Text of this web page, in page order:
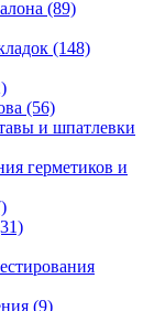
(89)
(148)
(56)
и шпатлевки
герметиков и
(9)